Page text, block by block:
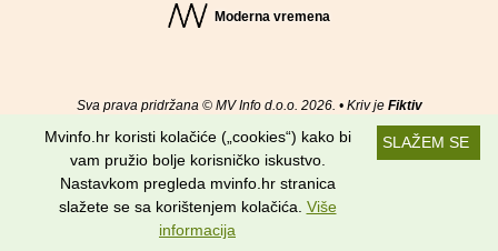
Moderna vremena
Sva prava pridržana © MV Info d.o.o. 2026. • Kriv je Fiktiv
Uvjeti korištenja RSS kanali
Potraži nas na:
SLAŽEM SE
Mvinfo.hr koristi kolačiće („cookies“) kako bi
vam pružio bolje korisničko iskustvo.
Nastavkom pregleda mvinfo.hr stranica
slažete se sa korištenjem kolačića. Više
informacija